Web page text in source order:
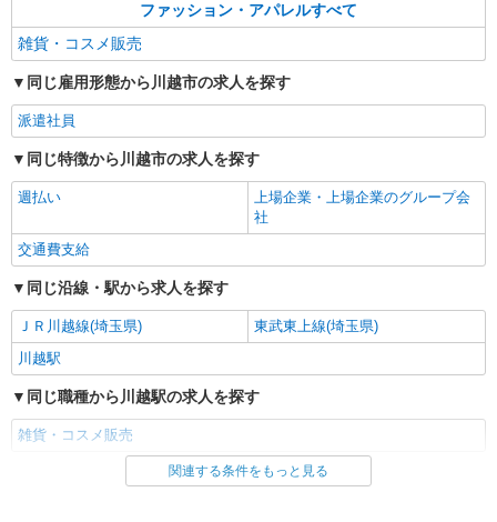
ファッション・アパレルすべて
雑貨・コスメ販売
同じ雇用形態から川越市の求人を探す
派遣社員
同じ特徴から川越市の求人を探す
週払い
上場企業・上場企業のグループ会
社
交通費支給
同じ沿線・駅から求人を探す
ＪＲ川越線(埼玉県)
東武東上線(埼玉県)
川越駅
同じ職種から川越駅の求人を探す
雑貨・コスメ販売
同じ雇用形態から川越駅の求人を探す
関連する条件をもっと見る